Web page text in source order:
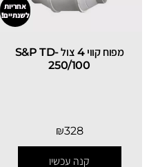
מפוח קווי 4 צול S&P TD-
250/100
₪328
קנה עכשיו
אחריות
לשנתיים!